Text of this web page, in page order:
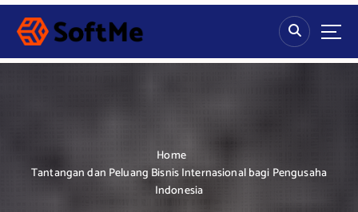
S
p
Home
Tantangan dan Peluang Bisnis Internasional bagi Pengusaha
Indonesia